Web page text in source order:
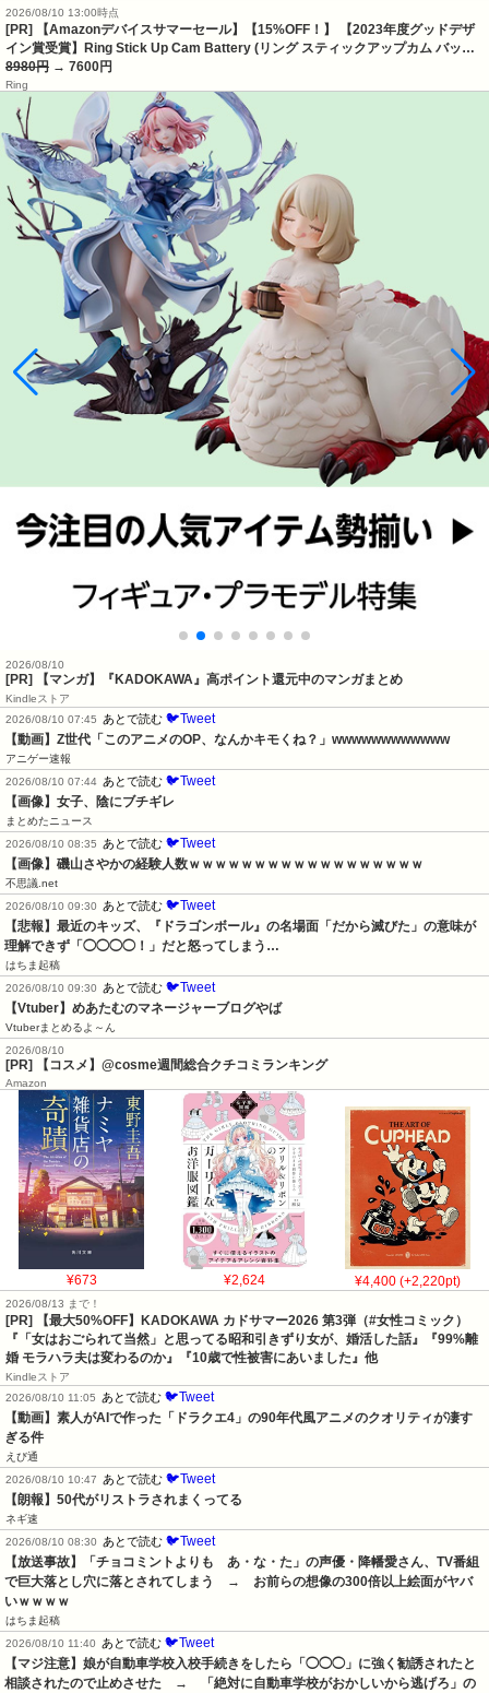
2026/08/10 13:00時点
[PR] 【Amazonデバイスサマーセール】【15%OFF！】 【2023年度グッドデザ
イン賞受賞】Ring Stick Up Cam Battery (リング スティックアップカム バッ…
8980円 → 7600円
Ring
2026/08/10
[PR] 【マンガ】『KADOKAWA』高ポイント還元中のマンガまとめ
Kindleストア
2026/08/10 07:45 あとで読む 🐦Tweet
【動画】Z世代「このアニメのOP、なんかキモくね？」wwwwwwwwwwww
アニゲー速報
2026/08/10 07:44 あとで読む 🐦Tweet
【画像】女子、陰にブチギレ
まとめたニュース
2026/08/10 08:35 あとで読む 🐦Tweet
【画像】磯山さやかの経験人数ｗｗｗｗｗｗｗｗｗｗｗｗｗｗｗｗｗｗ
不思議.net
2026/08/10 09:30 あとで読む 🐦Tweet
【悲報】最近のキッズ、『ドラゴンボール』の名場面「だから滅びた」の意味が
理解できず「◯◯◯◯！」だと怒ってしまう…
はちま起稿
2026/08/10 09:30 あとで読む 🐦Tweet
【Vtuber】めあたむのマネージャーブログやば
Vtuberまとめるよ～ん
2026/08/10
[PR] 【コスメ】@cosme週間総合クチコミランキング
Amazon
¥673 ¥2,624 ¥4,400 (+2,220pt)
2026/08/13 まで！
[PR]
【最大50%OFF】KADOKAWA カドサマー2026 第3弾（#女性コミック）
『「女はおごられて当然」と思ってる昭和引きずり女が、婚活した話』『99%離
婚 モラハラ夫は変わるのか』『10歳で性被害にあいました』他
Kindleストア
2026/08/10 11:05
あとで読む 🐦Tweet
【動画】素人がAIで作った「ドラクエ4」の90年代風アニメのクオリティが凄す
ぎる件
えび通
2026/08/10 10:47
あとで読む 🐦Tweet
【朗報】50代がリストラされまくってる
ネギ速
2026/08/10 08:30
あとで読む 🐦Tweet
【放送事故】「チョコミントよりも　あ・な・た」の声優・降幡愛さん、TV番組
で巨大落とし穴に落とされてしまう　→　お前らの想像の300倍以上絵面がヤバ
いｗｗｗｗ
はちま起稿
2026/08/10 11:40
あとで読む 🐦Tweet
【マジ注意】娘が自動車学校入校手続きをしたら「◯◯◯」に強く勧誘されたと
相談されたので止めさせた　→　「絶対に自動車学校がおかしいから逃げろ」の